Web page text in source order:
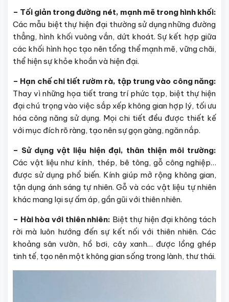
– Tối giản trong đường nét, mạnh mẽ trong hình khối:
Các mẫu biệt thự hiện đại thường sử dụng những đường
thẳng, hình khối vuông vắn, dứt khoát. Sự kết hợp giữa
các khối hình học tạo nên tổng thể mạnh mẽ, vững chãi,
thể hiện sự khỏe khoắn và hiện đại.
– Hạn chế chi tiết rườm rà, tập trung vào công năng:
Thay vì những họa tiết trang trí phức tạp, biệt thự hiện
đại chú trọng vào việc sắp xếp không gian hợp lý, tối ưu
hóa công năng sử dụng. Mọi chi tiết đều được thiết kế
với mục đích rõ ràng, tạo nên sự gọn gàng, ngăn nắp.
– Sử dụng vật liệu hiện đại, thân thiện môi trường:
Các vật liệu như kính, thép, bê tông, gỗ công nghiệp…
được sử dụng phổ biến. Kính giúp mở rộng không gian,
tận dụng ánh sáng tự nhiên. Gỗ và các vật liệu tự nhiên
khác mang lại sự ấm áp, gần gũi với thiên nhiên.
– Hài hòa với thiên nhiên: Biệt thự hiện đại không tách
rời mà luôn hướng đến sự kết nối với thiên nhiên. Các
khoảng sân vườn, hồ bơi, cây xanh… được lồng ghép
tinh tế, tạo nên một không gian sống trong lành, thư thái.